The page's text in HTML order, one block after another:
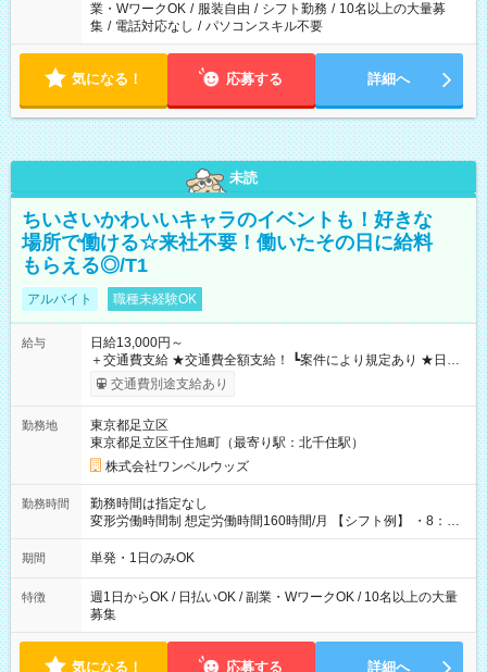
業・WワークOK / 服装自由 / シフト勤務 / 10名以上の大量募
集 / 電話対応なし / パソコンスキル不要
気になる！ 応募する 詳細へ
未読
ちいさいかわいいキャラのイベントも！好きな
場所で働ける☆来社不要！働いたその日に給料
もらえる◎/T1
アルバイト 職種未経験OK
給与
日給13,000円～
＋交通費支給 ★交通費全額支給！ ┗案件により規定あり ★日払
いOK！（規定あり） ┗働いたその日に現金GET♪ お仕事後はコ
ンビニATMから 日払い分を引き落とせます！ 【試用期間】試
交通費別途支給あり
勤務地
東京都足立区
東京都足立区千住旭町（最寄り駅：北千住駅）
株式会社ワンベルウッズ
勤務時間
勤務時間は指定なし
変形労働時間制 想定労働時間160時間/月 【シフト例】 ・8：00
～21：00
期間 単発・1日のみOK
特徴
週1日からOK / 日払いOK / 副業・WワークOK / 10名以上の大量
募集
気になる！ 応募する 詳細へ